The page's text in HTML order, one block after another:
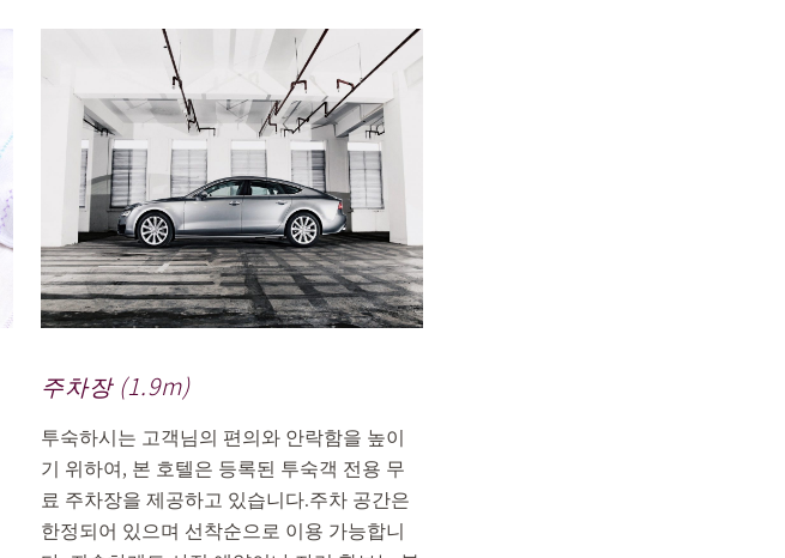
주차장 (1.9m)
투숙하시는 고객님의 편의와 안락함을 높이
기 위하여, 본 호텔은 등록된 투숙객 전용 무
료 주차장을 제공하고 있습니다.주차 공간은
한정되어 있으며 선착순으로 이용 가능합니